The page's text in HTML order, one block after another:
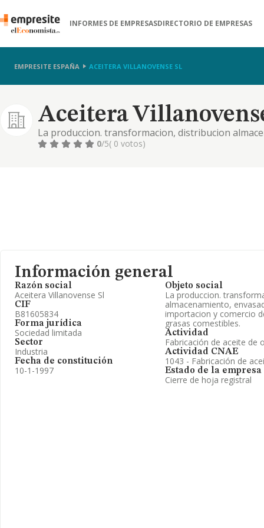
INFORMES DE EMPRESASDIRECTORIO DE EMPRESAS
EMPRESITE ESPAÑA ACEITERA VILLANOVENSE SL
Aceitera
La produccion. transformacion, distribucion
comercio de toda clase de aceites y grasas
0/5( 0 votos)
Información general
Razón social
Aceitera Villanovense Sl
CIF
B81605834
Forma jurídica
Sociedad limitada
Sector
Industria
Fecha de constitución
10-1-1997
Objeto social
La produccion.
almacenamiento,
importacion y comercio
grasas comestibles.
Actividad
Fabricación de aceite de
Actividad CNAE
1043 - Fabricación de
Estado de la empresa
Cierre de hoja registral